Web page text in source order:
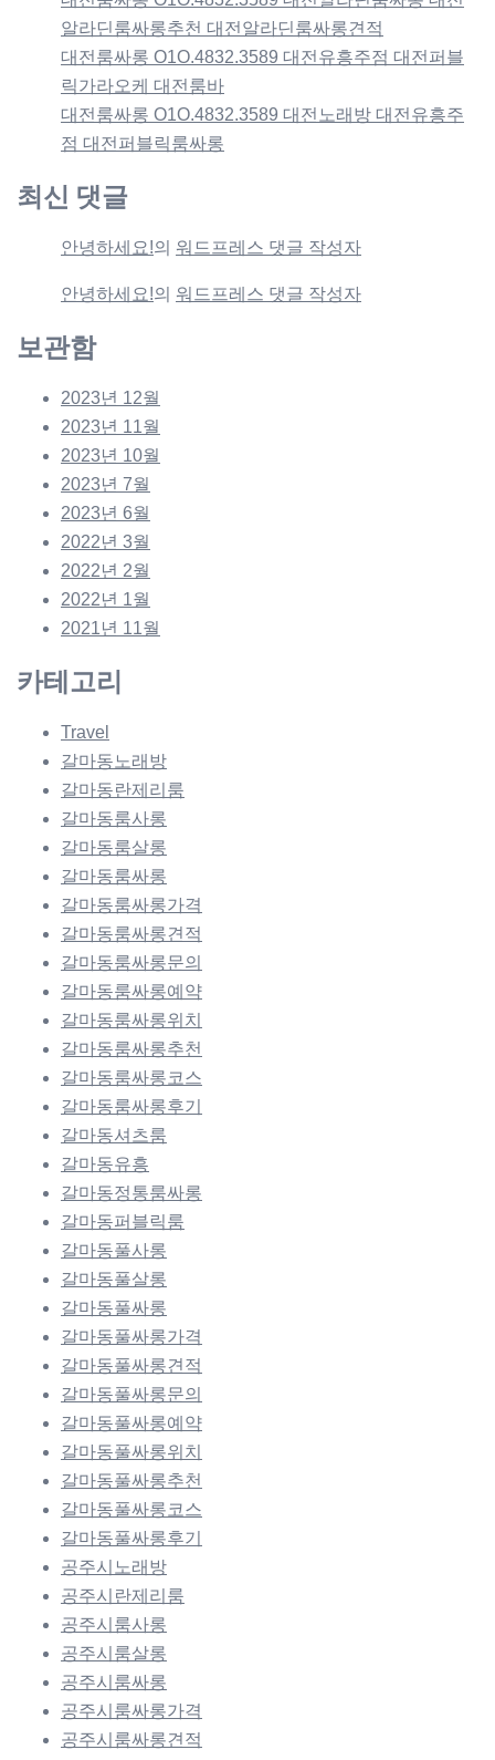
알라딘룸싸롱추천 대전알라딘룸싸롱견적
대전룸싸롱 O1O.4832.3589 대전유흥주점 대전퍼블
릭가라오케 대전룸바
대전룸싸롱 O1O.4832.3589 대전노래방 대전유흥주
점 대전퍼블릭룸싸롱
최신 댓글
안녕하세요!의 워드프레스 댓글 작성자
안녕하세요!의 워드프레스 댓글 작성자
보관함
2023년 12월
2023년 11월
2023년 10월
2023년 7월
2023년 6월
2022년 3월
2022년 2월
2022년 1월
2021년 11월
카테고리
Travel
갈마동노래방
갈마동란제리룸
갈마동룸사롱
갈마동룸살롱
갈마동룸싸롱
갈마동룸싸롱가격
갈마동룸싸롱견적
갈마동룸싸롱문의
갈마동룸싸롱예약
갈마동룸싸롱위치
갈마동룸싸롱추천
갈마동룸싸롱코스
갈마동룸싸롱후기
갈마동셔츠룸
갈마동유흥
갈마동정통룸싸롱
갈마동퍼블릭룸
갈마동풀사롱
갈마동풀살롱
갈마동풀싸롱
갈마동풀싸롱가격
갈마동풀싸롱견적
갈마동풀싸롱문의
갈마동풀싸롱예약
갈마동풀싸롱위치
갈마동풀싸롱추천
갈마동풀싸롱코스
갈마동풀싸롱후기
공주시노래방
공주시란제리룸
공주시룸사롱
공주시룸살롱
공주시룸싸롱
공주시룸싸롱가격
공주시룸싸롱견적